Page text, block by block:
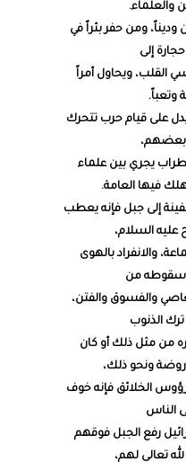
والعلماء.
ومن حفر بئراً في
إلى
القلب، ويحاول أمراً
وتعباً.
على قيام حرب تتحرك
بعضهم،
يجري بين علماء
فيها العامة.
إلى جبل فإنه يعطب
السلام،
والانفراد بالهوى
سقوطه من
والفسوق والفتن،
الذنوب
من مثل ذلك أو كان
ونحو ذلك،
رؤوس الخلائق فإنه خوف
الناس
رفع الجبل فوقهم
تعالى لهم،